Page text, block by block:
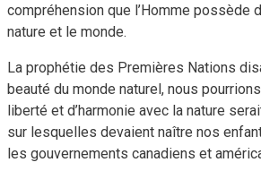
compréhension que l’Homme possède
nature et le monde.
La prophétie des Premières Nations
beauté du monde naturel, nous
liberté et d’harmonie avec la nature
sur lesquelles devaient naître nos
les gouvernements canadiens et